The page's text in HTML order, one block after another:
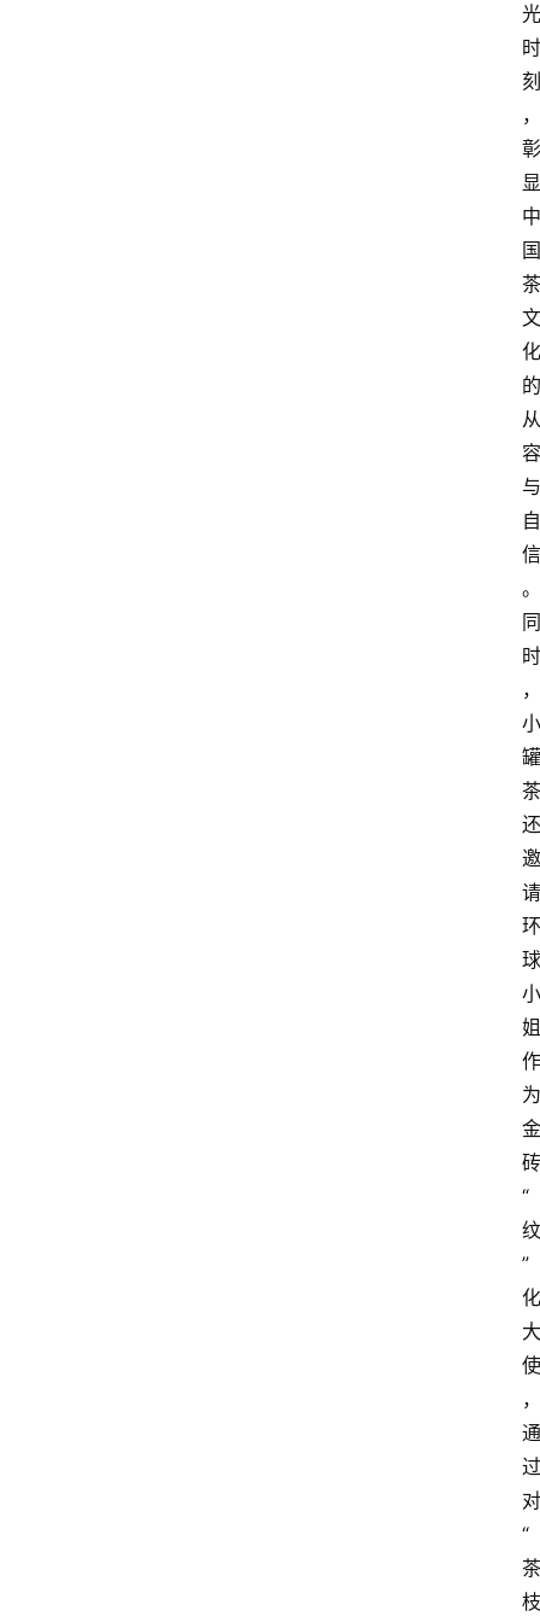
光
时
刻
，
彰
显
中
国
茶
文
化
的
从
容
与
自
信
。
同
时
，
小
罐
茶
还
邀
请
环
球
小
姐
作
为
金
砖
“
纹
”
化
大
使
，
通
过
对
“
茶
枝